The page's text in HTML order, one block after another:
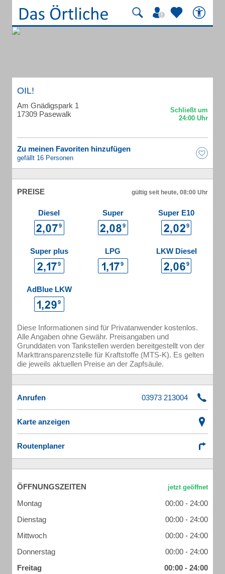
OIL!
Am Gnädigspark 1
17309 Pasewalk
Zu meinen Favoriten hinzufügen
gefällt 16 Personen
PREISE gültig seit heute, 08:00 Uhr
Diesel Super Super E10
Super plus LPG LKW Diesel
AdBlue LKW
Diese Informationen sind für Privatanwender kostenlos.
Alle Angaben ohne Gewähr. Preisangaben und
Grunddaten von Tankstellen werden bereitgestellt von der
Markttransparenzstelle für Kraftstoffe (MTS-K). Es gelten
die jeweils aktuellen Preise an der Zapfsäule.
Anrufen
Karte anzeigen
Routenplaner
ÖFFNUNGSZEITEN
Montag
00:00 - 24:00
Dienstag
00:00 - 24:00
Mittwoch
00:00 - 24:00
Donnerstag
00:00 - 24:00
Freitag
00:00 - 24:00